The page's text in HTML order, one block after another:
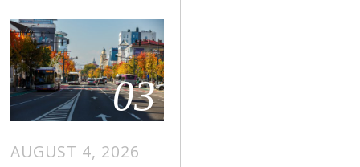
03
AUGUST 4, 2026